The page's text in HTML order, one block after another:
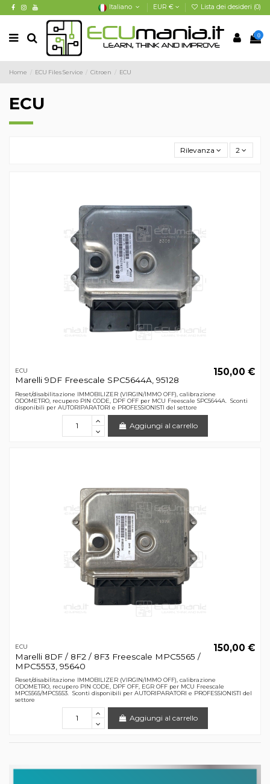
Italiano EUR € Lista dei desideri (0)
0
Home ECU Files Service Citroen ECU
ECU
Rilevanza 2
ECU
Marelli 9DF Freescale SPC5644A, 95128
150,00 €
Reset/disabilitazione IMMOBILIZER (VIRGIN/IMMO OFF), calibrazione
ODOMETRO, recupero PIN CODE, DPF OFF per MCU Freescale SPC5644A. Sconti
disponibili per AUTORIPARATORI e PROFESSIONISTI del settore
Aggiungi al carrello
ECU
Marelli 8DF / 8F2 / 8F3 Freescale MPC5565 /
MPC5553, 95640
150,00 €
Reset/disabilitazione IMMOBILIZER (VIRGIN/IMMO OFF), calibrazione
ODOMETRO, recupero PIN CODE, DPF OFF, EGR OFF per MCU Freescale
MPC5565/MPC5553. Sconti disponibili per AUTORIPARATORI e PROFESSIONISTI del
settore
Aggiungi al carrello